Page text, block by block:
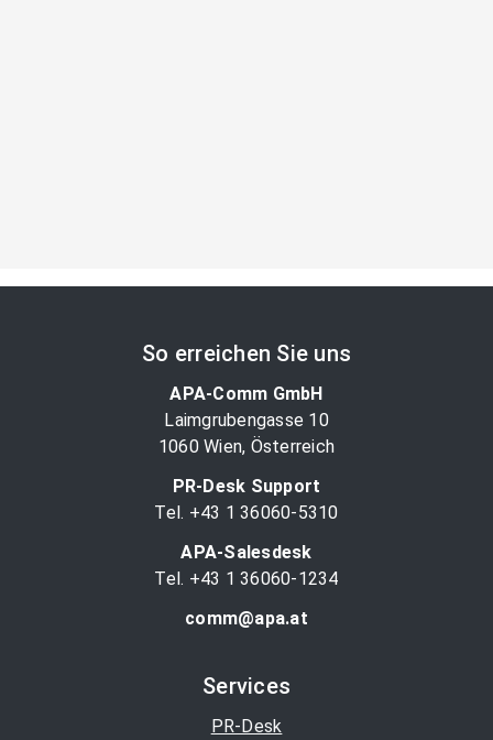
So erreichen Sie uns
APA-Comm GmbH
Laimgrubengasse 10
1060 Wien, Österreich
PR-Desk Support
Tel. +43 1 36060-5310
APA-Salesdesk
Tel. +43 1 36060-1234
comm@apa.at
Services
PR-Desk